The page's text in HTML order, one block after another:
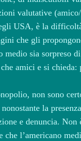
valutative
USA, è la
che gli
medio sia sorpreso
amici e si chieda:
non sono
nonostante la
e denuncia.
che l’americano